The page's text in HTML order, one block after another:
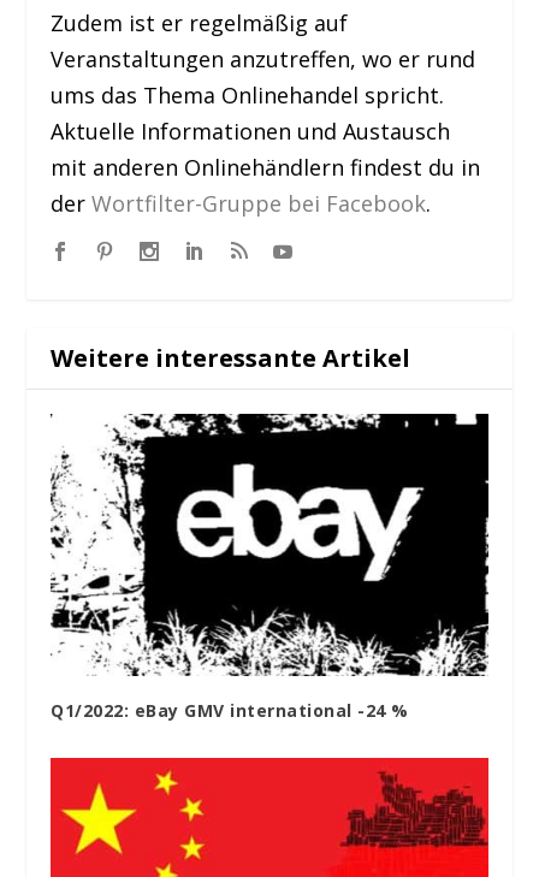
Zudem ist er regelmäßig auf
Veranstaltungen anzutreffen, wo er rund
ums das Thema Onlinehandel spricht.
Aktuelle Informationen und Austausch
mit anderen Onlinehändlern findest du in
derWortfilter-Gruppe bei Facebook.
Weitere interessante Artikel
Q1/2022: eBay GMV international -24 %